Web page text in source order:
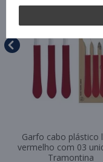
Garfo cabo plástico
vermelho com 03
Tramontina